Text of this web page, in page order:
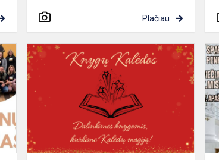
Plačiau
Kviečiame
Alumnų
susitikimą!